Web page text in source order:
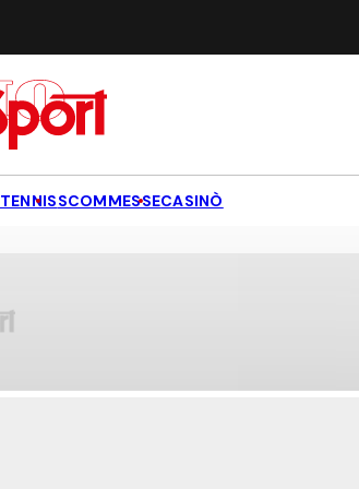
TENNISSCOMMESSECASINÒ